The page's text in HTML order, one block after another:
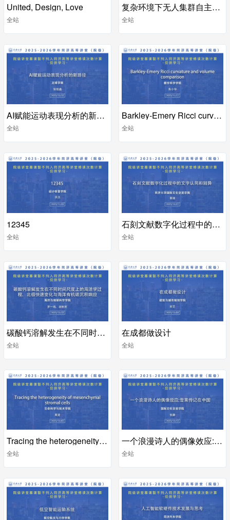
United, Design, Love
全站
复杂环境下无人集群自主决策与安全协同
全站
AI赋能运动表现分析的新路径
全站
Barkley-Emery Ricci curvature and volume comparison
全站
12345
全站
石刻文献数字化过程中的文字认同和别异
全站
碳酸钙溶解发生在不同时间尺度上的海洋学过程、北极快速变化与海洋有机碳沉积响应
全站
在成都做设计
全站
Tracing the heterogeneity of mesenchymal stromal cells
全站
一个浪漫诗人的偶像效应:雪莱传记在中国
全站